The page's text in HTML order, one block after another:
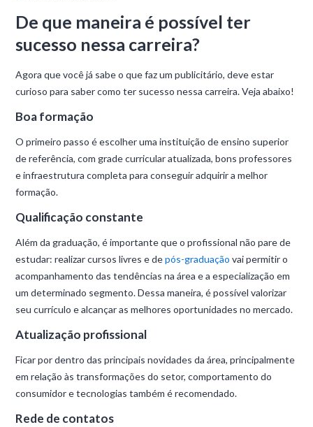
De que maneira é possível ter
sucesso nessa carreira?
Agora que você já sabe o que faz um publicitário, deve estar
curioso para saber como ter sucesso nessa carreira. Veja abaixo!
Boa formação
O primeiro passo é escolher uma instituição de ensino superior
de referência, com grade curricular atualizada, bons professores
e infraestrutura completa para conseguir adquirir a melhor
formação.
Qualificação constante
Além da graduação, é importante que o profissional não pare de
estudar: realizar cursos livres e depós-graduação vai permitir o
acompanhamento das tendências na área e a especialização em
um determinado segmento. Dessa maneira, é possível valorizar
seu currículo e alcançar as melhores oportunidades no mercado.
Atualização profissional
Ficar por dentro das principais novidades da área, principalmente
em relação às transformações do setor, comportamento do
consumidor e tecnologias também é recomendado.
Rede de contatos